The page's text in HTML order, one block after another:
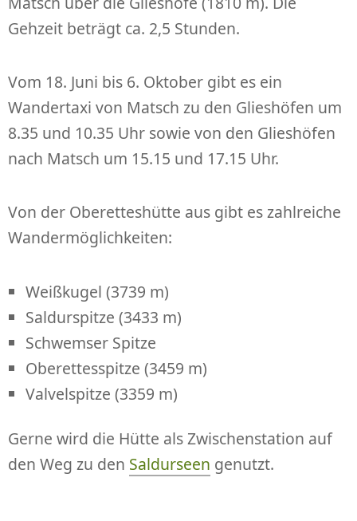
Gehzeit beträgt ca. 2,5 Stunden.
Vom 18. Juni bis 6. Oktober gibt es ein
Wandertaxi von Matsch zu den Glieshöfen um
8.35 und 10.35 Uhr sowie von den Glieshöfen
nach Matsch um 15.15 und 17.15 Uhr.
Von der Oberetteshütte aus gibt es zahlreiche
Wandermöglichkeiten:
Weißkugel (3739 m)
Saldurspitze (3433 m)
Schwemser Spitze
Oberettesspitze (3459 m)
Valvelspitze (3359 m)
Gerne wird die Hütte als Zwischenstation auf
den Weg zu den Saldurseen genutzt.